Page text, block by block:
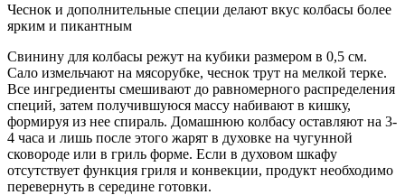
Чеснок и дополнительные специи делают вкус колбасы более
ярким и пикантным
Свинину для колбасы режут на кубики размером в 0,5 см.
Сало измельчают на мясорубке, чеснок трут на мелкой терке.
Все ингредиенты смешивают до равномерного распределения
специй, затем получившуюся массу набивают в кишку,
формируя из нее спираль. Домашнюю колбасу оставляют на 3-
4 часа и лишь после этого жарят в духовке на чугунной
сковороде или в гриль форме. Если в духовом шкафу
отсутствует функция гриля и конвекции, продукт необходимо
перевернуть в середине готовки.